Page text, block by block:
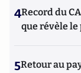
4Record du
que révèle le
5Retour au